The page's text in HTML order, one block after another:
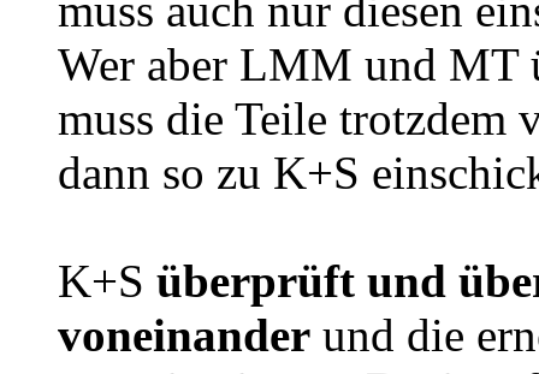
Wer aber LMM und MT
muss die Teile trotzdem
dann so zu K+S
K+S überprüft und
voneinander und die